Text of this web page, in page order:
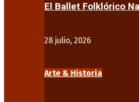
El Ballet Folklórico
28 julio, 2026
Arte & Historia